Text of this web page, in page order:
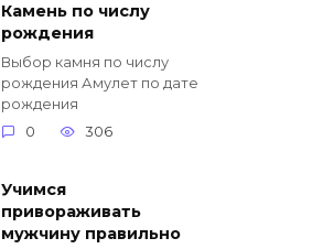
Камень по числу
рождения
Выбор камня по числу
рождения Амулет по дате
рождения
0
306
Учимся
привораживать
мужчину правильно